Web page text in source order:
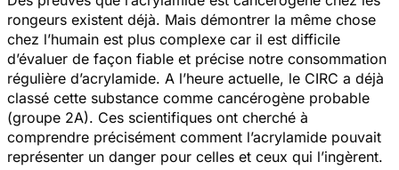
rongeurs existent déjà. Mais démontrer la même chose
chez l’humain est plus complexe car il est difficile
d’évaluer de façon fiable et précise notre consommation
régulière d’acrylamide. A l’heure actuelle, le CIRC a déjà
classé cette substance comme cancérogène probable
(groupe 2A). Ces scientifiques ont cherché à
comprendre précisément comment l’acrylamide pouvait
représenter un danger pour celles et ceux qui l’ingèrent.